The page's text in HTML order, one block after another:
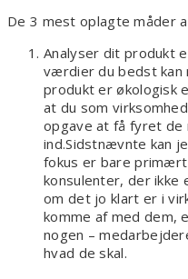
De 3 mest oplagte måder
Analyser dit produkt
værdier du bedst kan
produkt er økologisk
at du som
opgave at få fyret de
ind.Sidstnævnte kan
fokus er bare
konsulenter, der
om det jo klart er i
komme af med dem,
nogen –
hvad de skal.